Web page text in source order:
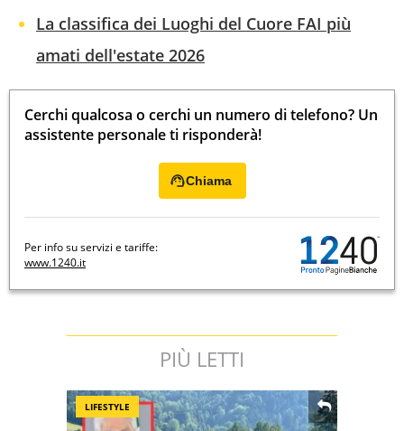
La classifica dei Luoghi del Cuore FAI più
amati dell'estate 2026
Cerchi qualcosa o cerchi un numero di telefono? Un
assistente personale ti risponderà!
Chiama
Per info su servizi e tariffe:
www.1240.it
PIÙ LETTI
LIFESTYLE